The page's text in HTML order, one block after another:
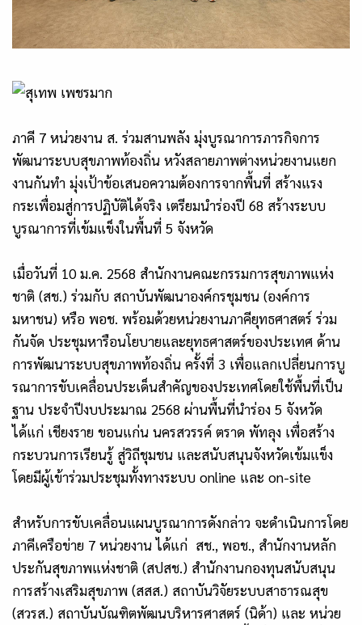
ภาคี 7 หน่วยงาน ส. ร่วมสานพลัง มุ่งบูรณาการภารกิจการ
พัฒนาระบบสุขภาพท้องถิ่น หวังสลายภาพต่างหน่วยงานแยก
งานกันทำ มุ่งเป้าข้อเสนอความต้องการจากพื้นที่ สร้างแรง
กระเพื่อมสู่การปฏิบัติได้จริง เตรียมนำร่องปี 68 สร้างระบบ
บูรณาการที่เข้มแข็งในพื้นที่ 5 จังหวัด
เมื่อวันที่ 10 ม.ค. 2568 สำนักงานคณะกรรมการสุขภาพแห่ง
ชาติ (สช.) ร่วมกับ สถาบันพัฒนาองค์กรชุมชน (องค์การ
มหาชน) หรือ พอช. พร้อมด้วยหน่วยงานภาคียุทธศาสตร์ ร่วม
กันจัด ประชุมหารือนโยบายและยุทธศาสตร์ของประเทศ ด้าน
การพัฒนาระบบสุขภาพท้องถิ่น ครั้งที่ 3 เพื่อแลกเปลี่ยนการบู
รณาการขับเคลื่อนประเด็นสำคัญของประเทศโดยใช้พื้นที่เป็น
ฐาน ประจำปีงบประมาณ 2568 ผ่านพื้นที่นำร่อง 5 จังหวัด
ได้แก่ เชียงราย ขอนแก่น นครสวรรค์ ตราด พัทลุง เพื่อสร้าง
กระบวนการเรียนรู้ สู่วิถีชุมชน และสนับสนุนจังหวัดเข้มแข็ง
โดยมีผู้เข้าร่วมประชุมทั้งทางระบบ online และ on-site
สำหรับการขับเคลื่อนแผนบูรณาการดังกล่าว จะดำเนินการโดย
ภาคีเครือข่าย 7 หน่วยงาน ได้แก่ สช., พอช., สำนักงานหลัก
ประกันสุขภาพแห่งชาติ (สปสช.) สำนักงานกองทุนสนับสนุน
การสร้างเสริมสุขภาพ (สสส.) สถาบันวิจัยระบบสาธารณสุข
(สวรส.) สถาบันบัณฑิตพัฒนบริหารศาสตร์ (นิด้า) และ หน่วย